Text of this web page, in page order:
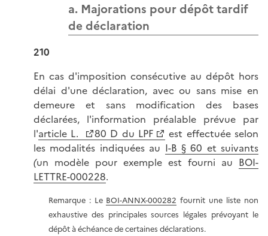
a. Majorations pour dépôt tardif
de déclaration
210
En cas d'imposition consécutive au dépôt hors
délai d'une déclaration, avec ou sans mise en
demeure et sans modification des bases
déclarées, l'information préalable prévue par
l'article L. 80 D du LPF
est effectuée selon
les modalités indiquées au I-B § 60 et suivants
(un modèle pour exemple est fourni au BOI-
LETTRE-000228.
Remarque : Le BOI-ANNX-000282 fournit une liste non
exhaustive des principales sources légales prévoyant le
dépôt à échéance de certaines déclarations.